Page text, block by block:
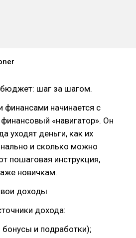
шаг за шагом.
финансами начинается с
«навигатор». Он
уходят деньги, как их
и сколько можно
пошаговая инструкция,
новичкам.
доходы
дохода:
и подработки);